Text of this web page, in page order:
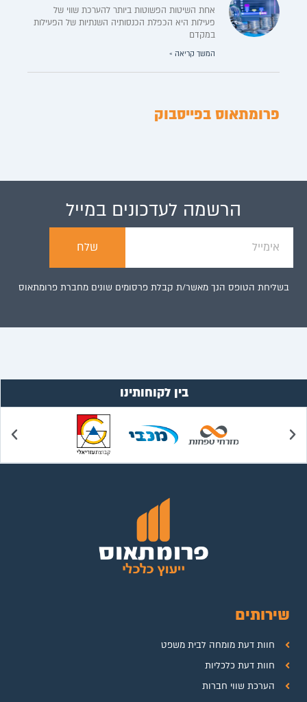
אחת השיטות הפשוטות ביותר להערכת שווי של
פעילות היא הכפלת הכנסותיה השנתיות של הפעילות
במקדם
המשך קריאה »
פרומתאוס בפייסבוק
הרשמה לעדכונים במייל
שלח
בשליחת הטופס הנך מאשר/ת קבלת פרסומים שונים מחברת פרומתאוס
בין לקוחותינו
שירותים
חוות דעת מומחה לבית משפט
חוות דעת כלכליות
הערכת שווי חברות